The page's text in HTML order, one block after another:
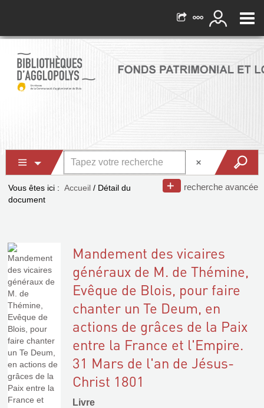
recherche avancée
Vous êtes ici : Accueil / Détail du
document
Mandement des vicaires
généraux de M. de Thémine,
Evêque de Blois, pour faire
chanter un Te Deum, en
actions de grâces de la Paix
entre la France et l'Empire.
31 Mars de l'an de Jésus-
Christ 1801
Livre